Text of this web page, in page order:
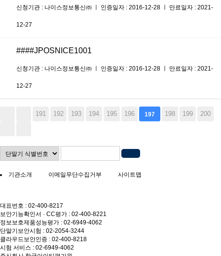
신청기관 : 나이스정보통신㈜ ㅣ 인증일자 : 2016-12-28 ㅣ 만료일자 : 2021-
12-27
####JPOSNICE1001
신청기관 : 나이스정보통신㈜ ㅣ 인증일자 : 2016-12-28 ㅣ 만료일자 : 2021-
12-27
191 192 193 194 195 196 197 198 199 200
기관소개 이메일무단수집거부 사이트맵
대표번호 : 02-400-8217
보안기능확인서 · CC평가 : 02-400-8221
정보보호제품성능평가 : 02-6949-4062
단말기보안시험 : 02-2054-3244
클라우드보안인증 : 02-400-8218
시험 서비스 : 02-6949-4062